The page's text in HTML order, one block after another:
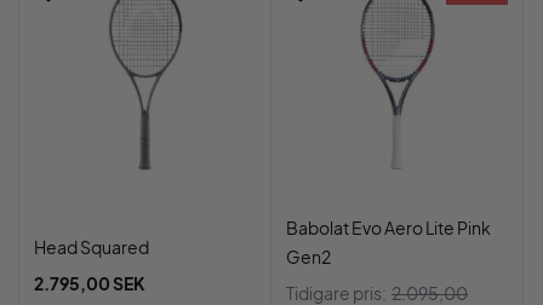
Head Squared
2.795,00 SEK
Babolat Evo Aero Lite Pink
Gen2
Tidigare pris: 2.095,00